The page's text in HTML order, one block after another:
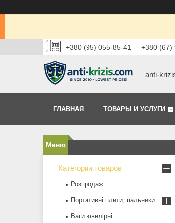
+380 (95) 055-85-41 +380 (67)
anti-
ГЛАВНАЯ ТОВАРЫ И УСЛУГИ
Категории товаров
Розпродаж
Портативні плити, пальники
Ваги ювелірні